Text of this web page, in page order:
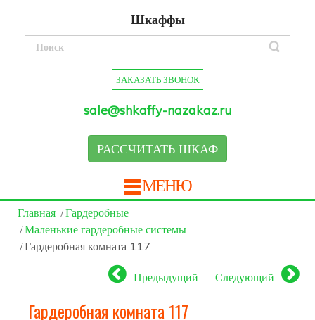
Шкаффы
ЗАКАЗАТЬ ЗВОНОК
sale@shkaffy-nazakaz.ru
РАССЧИТАТЬ ШКАФ
МЕНЮ
Главная
Гардеробные
Маленькие гардеробные системы
Гардеробная комната 117
Предыдущий Следующий
Гардеробная комната 117